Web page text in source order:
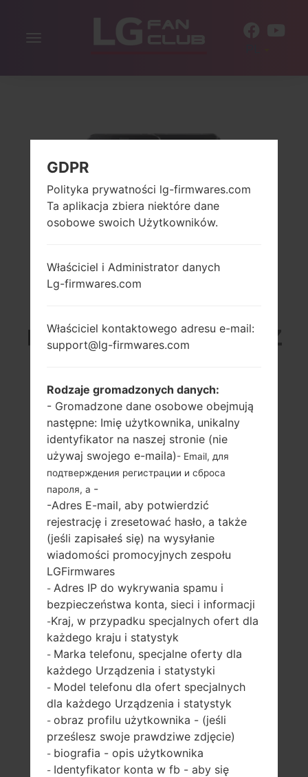
Włącz
LG H870S (LGH870S) Z
5.7 in (~78.6%
stosunek ekranu
do ciała)
1440 x 2880 pikseli
(~564 gęstość pikseli
na cal)
163 gramów (5.75
uncji)
niewymienny Li-
Po 3300 mAh
2x2.35 GHz Kryo &
2x1.6 GHz Kryo
MSM8996
Snapdragon 821
4GB
Android 9 Pie
Marzec, 2017
GDPR
Polityka prywatności lg-firmwares.com
Ta aplikacja zbiera niektóre dane
osobowe swoich Użytkowników.
Właściciel i Administrator danych
Lg-firmwares.com
Właściciel kontaktowego adresu e-mail:
support@lg-firmwares.com
Rodzaje gromadzonych danych:
- Gromadzone dane osobowe obejmują
następne: Imię użytkownika, unikalny
identyfikator na naszej stronie (nie
używaj swojego e-maila)- Email, для
подтверждения регистрации и сброса
пароля, а -
-Adres E-mail, aby potwierdzić
rejestrację i zresetować hasło, a także
(jeśli zapisałeś się) na wysyłanie
wiadomości promocyjnych zespołu
LGFirmwares
- Adres IP do wykrywania spamu i
bezpieczeństwa konta, sieci i informacji
-Kraj, w przypadku specjalnych ofert dla
każdego kraju i statystyk
- Marka telefonu, specjalne oferty dla
każdego Urządzenia i statystyki
- Model telefonu dla ofert specjalnych
dla każdego Urządzenia i statystyk
- obraz profilu użytkownika - (jeśli
prześlesz swoje prawdziwe zdjęcie)
- biografia - opis użytkownika
- Identyfikator konta w fb - aby się